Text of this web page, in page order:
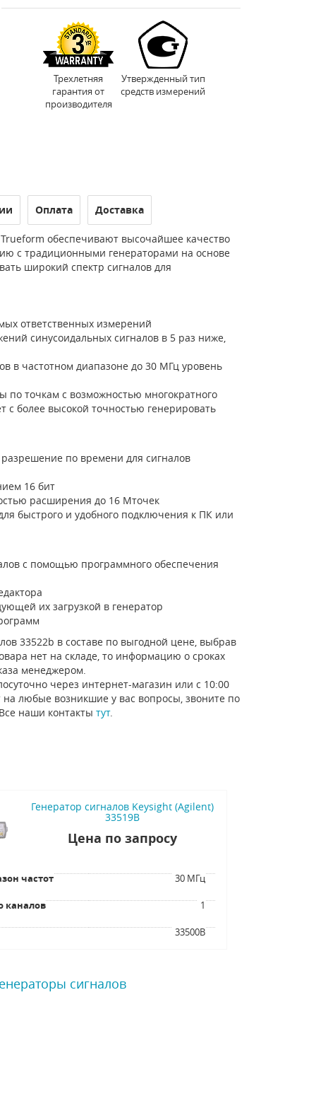
Трехлетняя
гарантия от
производителя
Утвержденный тип
средств измерений
Оплата Доставка
обеспечивают высочайшее качество
с традиционными генераторами на основе
широкий спектр сигналов для
ответственных измерений
синусоидальных сигналов в 5 раз ниже,
в частотном диапазоне до 30 МГц уровень
точкам с возможностью многократного
с более высокой точностью генерировать
по времени для сигналов
16 бит
расширения до 16 Мточек
быстрого и удобного подключения к ПК или
с помощью программного обеспечения
их загрузкой в генератор
33522b в составе по выгодной цене, выбрав
нет на складе, то информацию о сроках
менеджером.
через интернет-магазин или с 10:00
любые возникшие у вас вопросы, звоните по
наши контакты тут.
Генератор сигналов Keysight (Agilent)
33519B
Цена по запросу
частот 30 МГц
каналов 1
33500B
сигналов